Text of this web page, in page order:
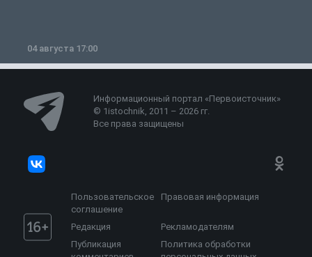
04 августа 17:00
Информационный портал «Первоисточник»
© 1istochnik, 2011 – 2026 гг.
Все права защищены
Пользовательское
соглашение
Правовая информация
Редакция
Рекламодателям
Публикация
Политика обработки